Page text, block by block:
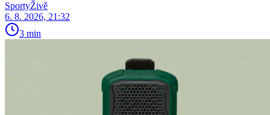
SportyŽivě
6. 8. 2026, 21:32
3 min